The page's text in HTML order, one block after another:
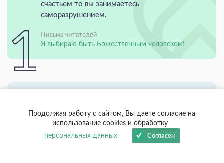
счастьем то вы занимаетесь
саморазрушением.
Письма читателей
Я выбираю быть Божественным человеком!
Мне кажется, у «лазаревцев» начался
следующий этап — работы с потомками. Все
больше писем, где женщины а изменилась и
Продолжая работу с сайтом, Вы даете согласие на
использование cookies и обработку
персональных данных
Согласен